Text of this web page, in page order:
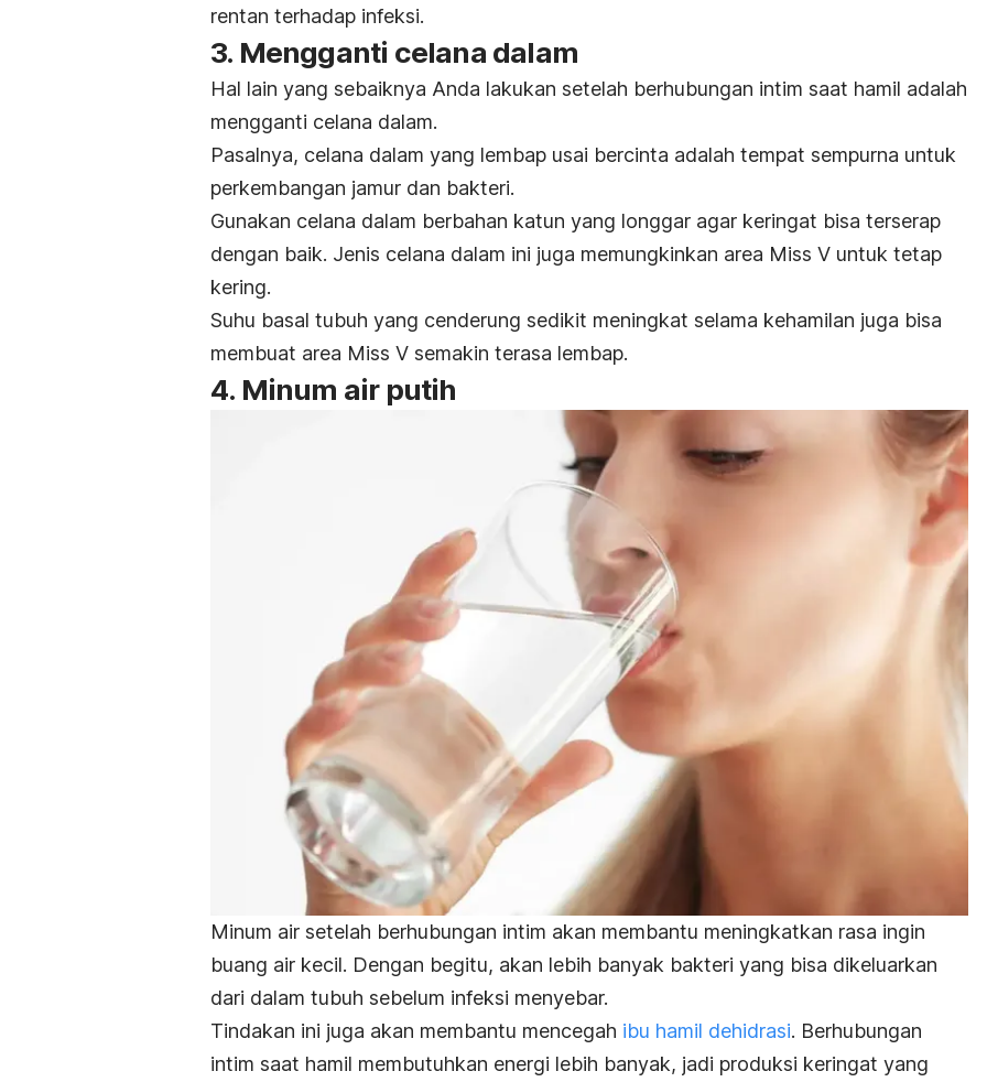
rentan terhadap infeksi.
3. Mengganti celana dalam
Hal lain yang sebaiknya Anda lakukan setelah berhubungan intim saat hamil adalah
mengganti celana dalam.
Pasalnya, celana dalam yang lembap usai bercinta adalah tempat sempurna untuk
perkembangan jamur dan bakteri.
Gunakan celana dalam berbahan katun yang longgar agar keringat bisa terserap
dengan baik. Jenis celana dalam ini juga memungkinkan area Miss V untuk tetap
kering.
Suhu basal tubuh yang cenderung sedikit meningkat selama kehamilan juga bisa
membuat area Miss V semakin terasa lembap.
4. Minum air putih
Minum air setelah berhubungan intim akan membantu meningkatkan rasa ingin
buang air kecil. Dengan begitu, akan lebih banyak bakteri yang bisa dikeluarkan
dari dalam tubuh sebelum infeksi menyebar.
Tindakan ini juga akan membantu mencegah ibu hamil dehidrasi. Berhubungan
intim saat hamil membutuhkan energi lebih banyak, jadi produksi keringat yang